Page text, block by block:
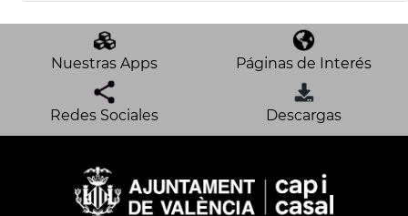
Nuestras Apps Páginas de Interés
Redes Sociales Descargas